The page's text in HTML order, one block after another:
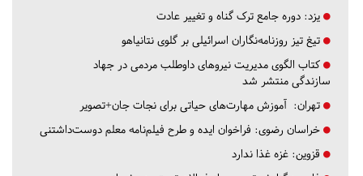
یزد: دوره جامع ترک گناه و تغییر عادت
تیغ تیز روزنامه‌نگاران اسرائیلی بر گلوی نتانیاهو
کتاب الگوی مدیریت نیروهای داوطلب مردمی در جهاد
سازندگی منتشر شد
تهران: آموزش مهارت‌های حیاتی برای نجات جان+تصویر
خراسان رضوی: فراخوان ایده و طرح فیلم‌نامه معلم دوست‌داشتنی
قزوین: غزه غذا ندارد